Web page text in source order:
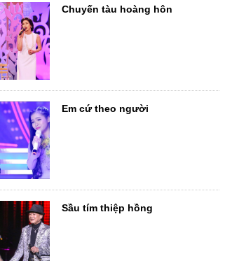
Chuyến tàu hoàng hôn
Em cứ theo người
Sầu tím thiệp hồng